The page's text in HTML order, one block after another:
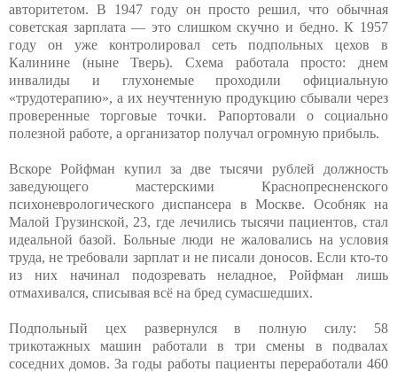
авторитетом. В 1947 году он просто решил, что обычная
советская зарплата — это слишком скучно и бедно. К 1957
году он уже контролировал сеть подпольных цехов в
Калинине (ныне Тверь). Схема работала просто: днем
инвалиды и глухонемые проходили официальную
«трудотерапию», а их неучтенную продукцию сбывали через
проверенные торговые точки. Рапортовали о социально
полезной работе, а организатор получал огромную прибыль.
Вскоре Ройфман купил за две тысячи рублей должность
заведующего мастерскими Краснопресненского
психоневрологического диспансера в Москве. Особняк на
Малой Грузинской, 23, где лечились тысячи пациентов, стал
идеальной базой. Больные люди не жаловались на условия
труда, не требовали зарплат и не писали доносов. Если кто-то
из них начинал подозревать неладное, Ройфман лишь
отмахивался, списывая всё на бред сумасшедших.
Подпольный цех развернулся в полную силу: 58
трикотажных машин работали в три смены в подвалах
соседних домов. За годы работы пациенты переработали 460